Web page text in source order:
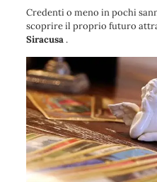
Credenti o meno in pochi
scoprire il proprio futuro
Siracusa .